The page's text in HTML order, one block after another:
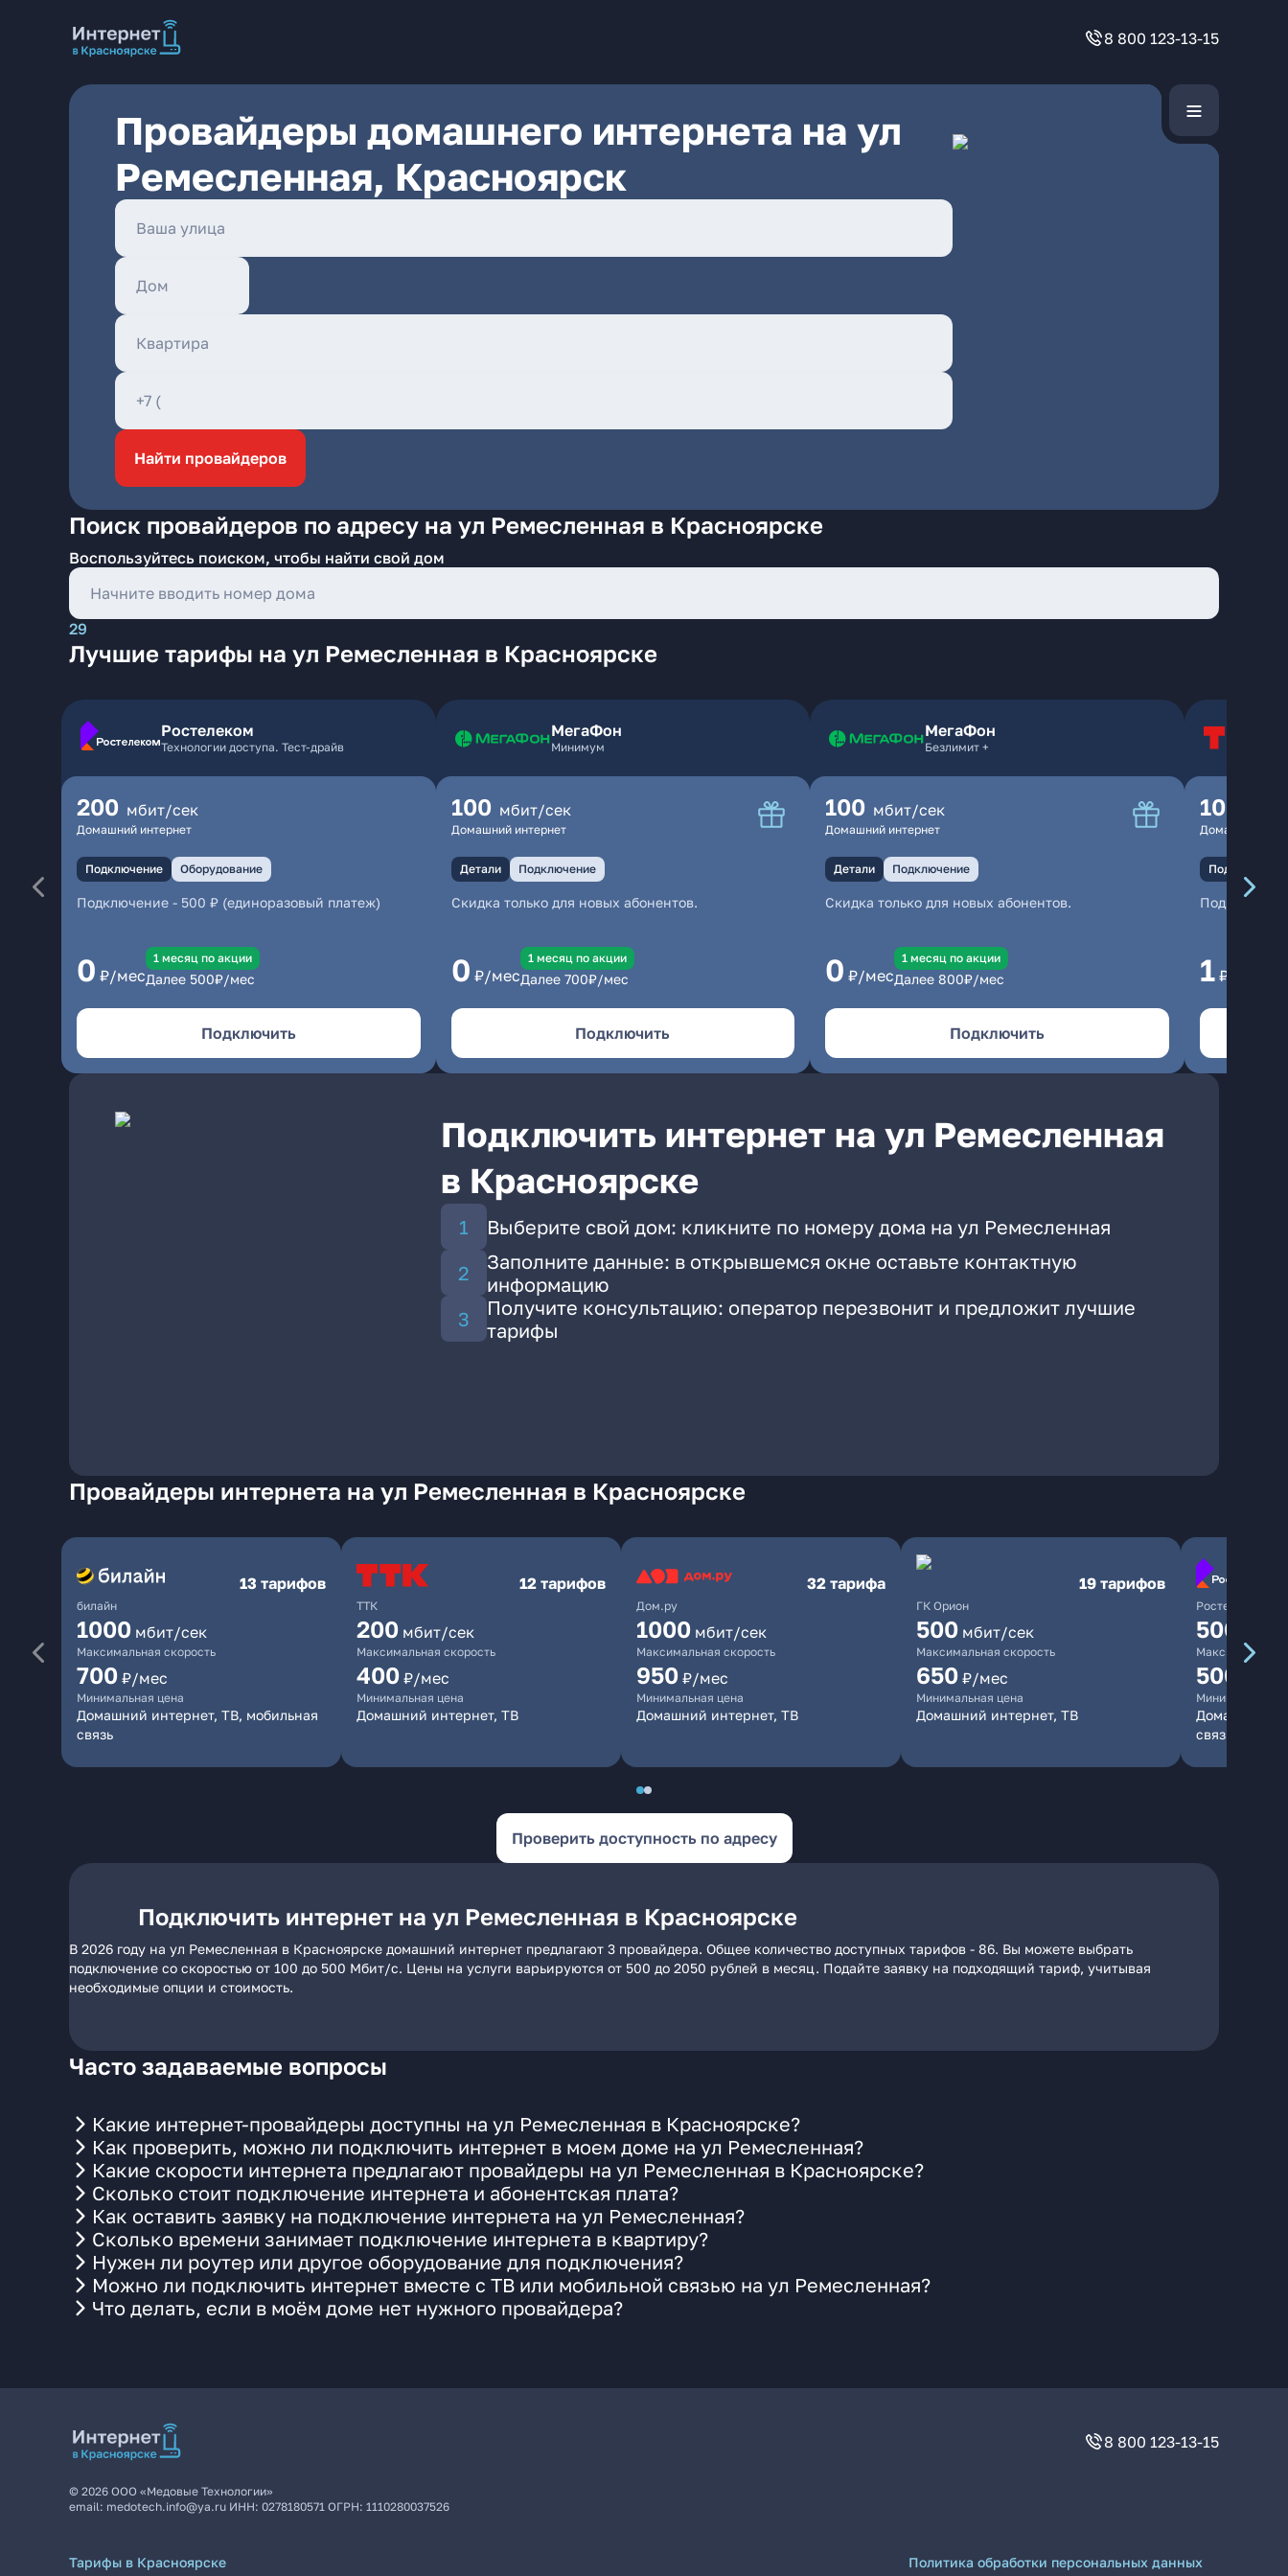
8 800 123-13-15
Провайдеры домашнего интернета на ул
Ремесленная, Красноярск
Найти провайдеров
Поиск провайдеров по адресу на ул Ремесленная в Красноярске
Воспользуйтесь поиском, чтобы найти свой дом
29
Лучшие тарифы на ул Ремесленная в Красноярске
Ростелеком
Технологии доступа. Тест-драйв
200 мбит/сек
Домашний интернет
Подключение Оборудование
Подключение - 500 ₽ (единоразовый платеж)
0 ₽/мес
1 месяц по акции
Далее 500₽/мес
Подключить
МегаФон
Минимум
100 мбит/сек
Домашний интернет
Детали Подключение
Скидка только для новых абонентов.
0 ₽/мес
1 месяц по акции
Далее 700₽/мес
Подключить
МегаФон
Безлимит +
100 мбит/сек
Домашний интернет
Детали Подключение
Скидка только для новых абонентов.
0 ₽/мес
1 месяц по акции
Далее 800₽/мес
Подключить
100
Домашний
Подключение
1 ₽/мес
Подключить интернет на ул Ремесленная
в Красноярске
Выберите свой дом: кликните по номеру дома на ул Ремесленная
Заполните данные: в открывшемся окне оставьте контактную
информацию
Получите консультацию: оператор перезвонит и предложит лучшие
тарифы
Провайдеры интернета на ул Ремесленная в Красноярске
билайн
13 тарифов
1000 мбит/сек
Максимальная скорость
700 ₽/мес
Минимальная цена
Домашний интернет, ТВ, мобильная
связь
ТТК
12 тарифов
200 мбит/сек
Максимальная скорость
400 ₽/мес
Минимальная цена
Домашний интернет, ТВ
Дом.ру
32 тарифа
1000 мбит/сек
Максимальная скорость
950 ₽/мес
Минимальная цена
Домашний интернет, ТВ
ГК Орион
19 тарифов
500 мбит/сек
Максимальная скорость
650 ₽/мес
Минимальная цена
Домашний интернет, ТВ
Ростелеком
500
Максимальная
500
Минимальная
Домашний
связь
Проверить доступность по адресу
Подключить интернет на ул Ремесленная в Красноярске
В 2026 году на ул Ремесленная в Красноярске домашний интернет предлагают 3 провайдера. Общее количество доступных тарифов - 86. Вы можете выбрать
подключение со скоростью от 100 до 500 Мбит/с. Цены на услуги варьируются от 500 до 2050 рублей в месяц. Подайте заявку на подходящий тариф, учитывая
необходимые опции и стоимость.
Часто задаваемые вопросы
Какие интернет-провайдеры доступны на ул Ремесленная в Красноярске?
Как проверить, можно ли подключить интернет в моем доме на ул Ремесленная?
Какие скорости интернета предлагают провайдеры на ул Ремесленная в Красноярске?
Сколько стоит подключение интернета и абонентская плата?
Как оставить заявку на подключение интернета на ул Ремесленная?
Сколько времени занимает подключение интернета в квартиру?
Нужен ли роутер или другое оборудование для подключения?
Можно ли подключить интернет вместе с ТВ или мобильной связью на ул Ремесленная?
Что делать, если в моём доме нет нужного провайдера?
8 800 123-13-15
© 2026 ООО «Медовые Технологии»
email: medotech.info@ya.ru ИНН: 0278180571 ОГРН: 1110280037526
Тарифы в Красноярске
Политика обработки персональных данных